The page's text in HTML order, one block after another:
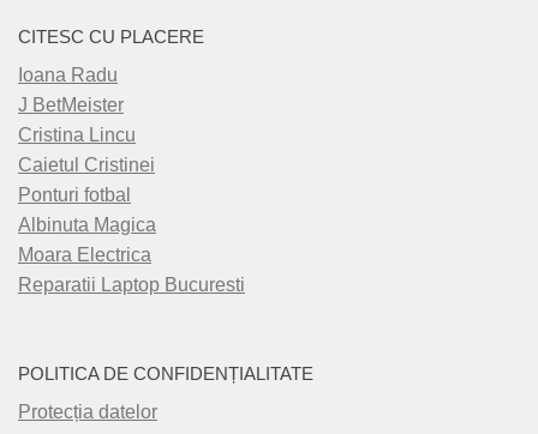
CITESC CU PLACERE
Ioana Radu
J BetMeister
Cristina Lincu
Caietul Cristinei
Ponturi fotbal
Albinuta Magica
Moara Electrica
Reparatii Laptop Bucuresti
POLITICA DE CONFIDENȚIALITATE
Protecția datelor